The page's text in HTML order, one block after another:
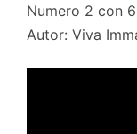
Numero 2 con
Autor: Viva